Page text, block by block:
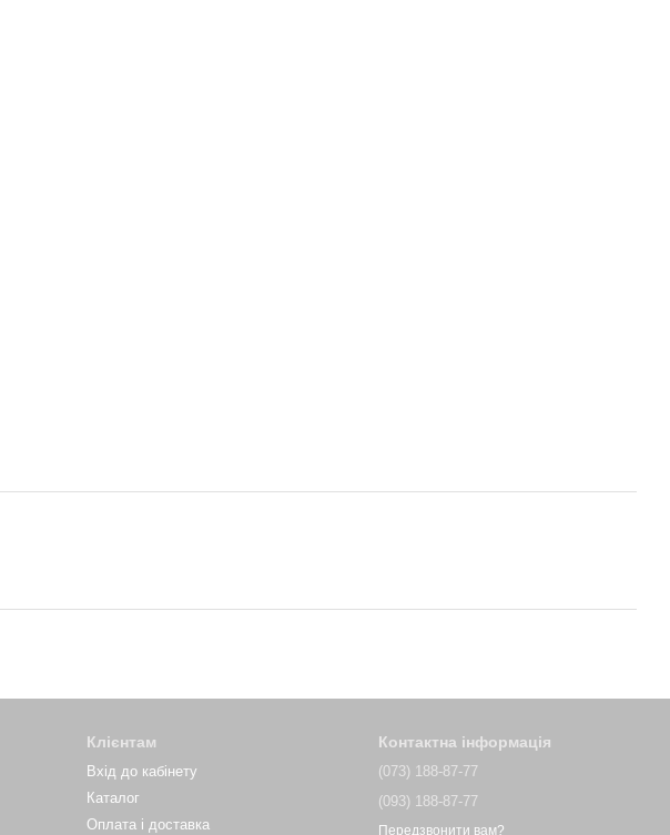
Клієнтам
Вхід до кабінету
Каталог
Оплата і доставка
Контактна інформація
(073) 188-87-77
(093) 188-87-77
Передзвонити вам?